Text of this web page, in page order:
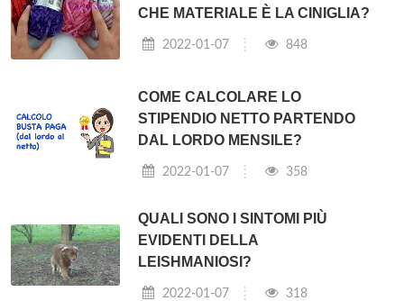
CHE MATERIALE È LA CINIGLIA?
2022-01-07 848
COME CALCOLARE LO
STIPENDIO NETTO PARTENDO
DAL LORDO MENSILE?
2022-01-07 358
QUALI SONO I SINTOMI PIÙ
EVIDENTI DELLA
LEISHMANIOSI?
2022-01-07 318